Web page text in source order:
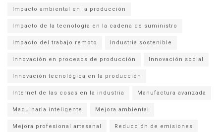
Impacto ambiental en la producción
Impacto de la tecnología en la cadena de suministro
Impacto del trabajo remoto Industria sostenible
Innovación en procesos de producción Innovación social
Innovación tecnológica en la producción
Internet de las cosas en la industria Manufactura avanzada
Maquinaria inteligente Mejora ambiental
Mejora profesional artesanal Reducción de emisiones